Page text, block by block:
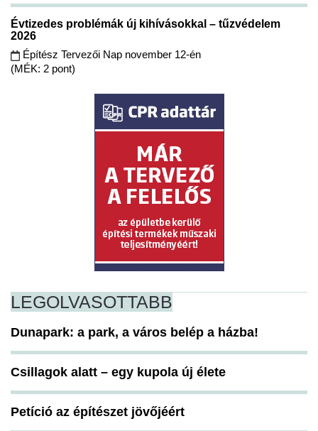
Évtizedes problémák új kihívásokkal – tűzvédelem
2026
Építész Tervezői Nap november 12-én
(MÉK: 2 pont)
LEGOLVASOTTABB
Dunapark: a park, a város belép a házba!
Csillagok alatt – egy kupola új élete
Petíció az építészet jövőjéért